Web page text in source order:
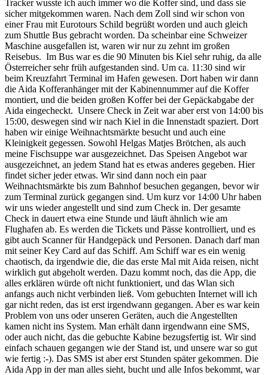
Tracker wusste ich auch immer wo die Koffer sind, und dass sie
sicher mitgekommen waren. Nach dem Zoll sind wir schon von
einer Frau mit Eurotours Schild begrüßt worden und auch gleich
zum Shuttle Bus gebracht worden. Da scheinbar eine Schweizer
Maschine ausgefallen ist, waren wir nur zu zehnt im großen
Reisebus. Im Bus war es die 90 Minuten bis Kiel sehr ruhig, da alle
Österreicher sehr früh aufgestanden sind. Um ca. 11:30 sind wir
beim Kreuzfahrt Terminal im Hafen gewesen. Dort haben wir dann
die Aida Kofferanhänger mit der Kabinennummer auf die Koffer
montiert, und die beiden großen Koffer bei der Gepäckabgabe der
Aida eingecheckt. Unsere Check in Zeit war aber erst von 14:00 bis
15:00, deswegen sind wir nach Kiel in die Innenstadt spaziert. Dort
haben wir einige Weihnachtsmärkte besucht und auch eine
Kleinigkeit gegessen. Sowohl Helgas Matjes Brötchen, als auch
meine Fischsuppe war ausgezeichnet. Das Speisen Angebot war
ausgezeichnet, an jedem Stand hat es etwas anderes gegeben. Hier
findet sicher jeder etwas. Wir sind dann noch ein paar
Weihnachtsmärkte bis zum Bahnhof besuchen gegangen, bevor wir
zum Terminal zurück gegangen sind. Um kurz vor 14:00 Uhr haben
wir uns wieder angestellt und sind zum Check in. Der gesamte
Check in dauert etwa eine Stunde und läuft ähnlich wie am
Flughafen ab. Es werden die Tickets und Pässe kontrolliert, und es
gibt auch Scanner für Handgepäck und Personen. Danach darf man
mit seiner Key Card auf das Schiff. Am Schiff war es ein wenig
chaotisch, da irgendwie die, die das erste Mal mit Aida reisen, nicht
wirklich gut abgeholt werden. Dazu kommt noch, das die App, die
alles erklären würde oft nicht funktioniert, und das Wlan sich
anfangs auch nicht verbinden ließ. Vom gebuchten Internet will ich
gar nicht reden, das ist erst irgendwann gegangen. Aber es war kein
Problem von uns oder unseren Geräten, auch die Angestellten
kamen nicht ins System. Man erhält dann irgendwann eine SMS,
oder auch nicht, das die gebuchte Kabine bezugsfertig ist. Wir sind
einfach schauen gegangen wie der Stand ist, und unsere war so gut
wie fertig :-). Das SMS ist aber erst Stunden später gekommen. Die
Aida App in der man alles sieht, bucht und alle Infos bekommt, war